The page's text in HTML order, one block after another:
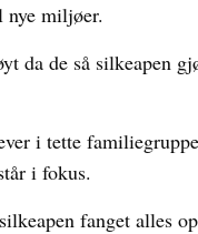
nye miljøer.
da de så silkeapen
i tette
i fokus.
fanget alles